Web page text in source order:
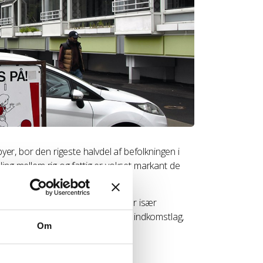
Om
bor den rigeste halvdel af befolkningen i
mellem rig og fattig er vokset markant de
Erhvervsråd.
der ligner os selv. Det har især
år siden havde elever fra alle indkomstlag,